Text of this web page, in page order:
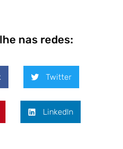
nas redes:
Twitter
LinkedIn